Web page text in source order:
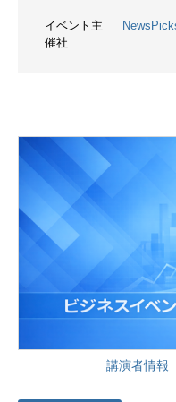
イベント主
催社
講演者情報